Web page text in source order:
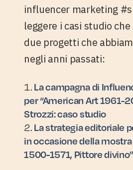
influencer marketing
leggere i casi studio
due progetti che
negli anni passati:
La campagna di
per “American Art 1961-
Strozzi: caso studio
La strategia editoriale
in occasione della mostra
1500-1571, Pittore